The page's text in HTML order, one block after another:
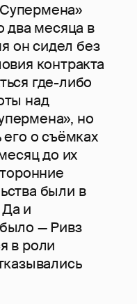
два месяца в
он сидел без
контракта
где-либо
над
но
его о съёмках
до их
были в
и
— Ривз
в роли